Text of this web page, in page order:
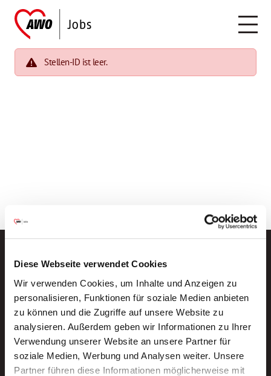
Diese Webseite verwendet Cookies
Wir verwenden Cookies, um Inhalte und Anzeigen zu
personalisieren, Funktionen für soziale Medien anbieten
zu können und die Zugriffe auf unsere Website zu
analysieren. Außerdem geben wir Informationen zu Ihrer
Verwendung unserer Website an unsere Partner für
soziale Medien, Werbung und Analysen weiter. Unsere
Partner führen diese Informationen möglicherweise mit
Stellen-ID ist leer.
Neue Stellen per E-Mail.
Ein kostenloser Service von AWO
Jobs.
E-Mail-Adresse eintragen